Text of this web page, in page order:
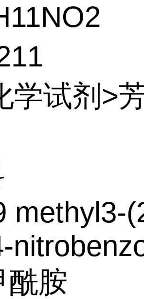
学试剂>
methyl3-
酰胺